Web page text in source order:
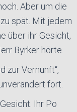
Aber um die
spät. Mit jedem
über ihr Gesicht,
Byrker hörte.
zur Vernunft“,
fort.
Ihr Po